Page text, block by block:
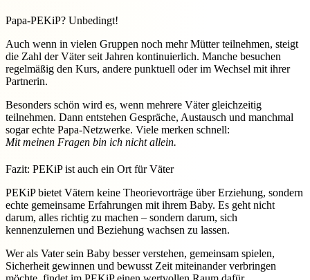
Papa-PEKiP? Unbedingt!
Auch wenn in vielen Gruppen noch mehr Mütter teilnehmen, steigt
die Zahl der Väter seit Jahren kontinuierlich. Manche besuchen
regelmäßig den Kurs, andere punktuell oder im Wechsel mit ihrer
Partnerin.
Besonders schön wird es, wenn mehrere Väter gleichzeitig
teilnehmen. Dann entstehen Gespräche, Austausch und manchmal
sogar echte Papa-Netzwerke. Viele merken schnell:
Mit meinen Fragen bin ich nicht allein.
Fazit: PEKiP ist auch ein Ort für Väter
PEKiP bietet Vätern keine Theorievorträge über Erziehung, sondern
echte gemeinsame Erfahrungen mit ihrem Baby. Es geht nicht
darum, alles richtig zu machen – sondern darum, sich
kennenzulernen und Beziehung wachsen zu lassen.
Wer als Vater sein Baby besser verstehen, gemeinsam spielen,
Sicherheit gewinnen und bewusst Zeit miteinander verbringen